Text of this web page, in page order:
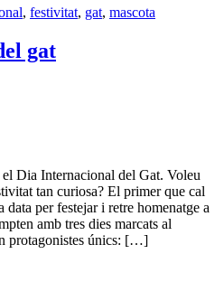
, festivitat, gat, mascota
gat
Dia Internacional del Gat. Voleu
tan curiosa? El primer que cal
data per festejar i retre homenatge a
amb tres dies marcats al
protagonistes únics: […]